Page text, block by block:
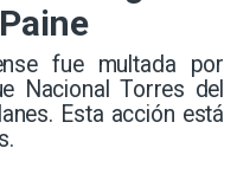
fue multada por
Nacional Torres del
Esta acción está